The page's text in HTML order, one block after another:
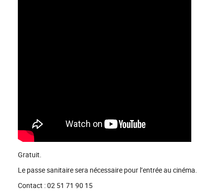
Gratuit.
Le passe sanitaire sera nécessaire pour l’entrée au cinéma.
Contact : 02 51 71 90 15